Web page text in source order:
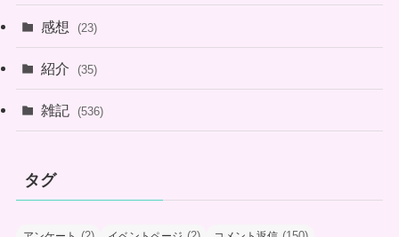
感想 (23)
紹介 (35)
雑記 (536)
タグ